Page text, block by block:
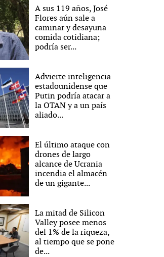
A sus 119 años, José
Flores aún sale a
caminar y desayuna
comida cotidiana;
podría ser...
Advierte inteligencia
estadounidense que
Putin podría atacar a
la OTAN y a un país
aliado...
El último ataque con
drones de largo
alcance de Ucrania
incendia el almacén
de un gigante...
La mitad de Silicon
Valley posee menos
del 1% de la riqueza,
al tiempo que se pone
de...